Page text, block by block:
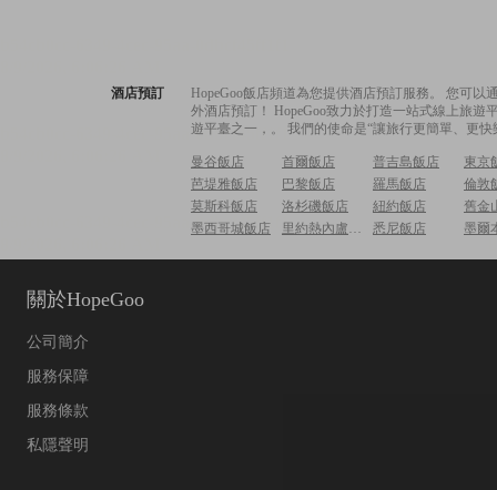
酒店預訂
HopeGoo飯店頻道為您提供酒店預訂服務。 您可
外酒店預訂！ HopeGoo致力於打造一站式線上旅
遊平臺之一，。 我們的使命是“讓旅行更簡單、更
曼谷飯店 首爾飯店 普吉島飯店
東京
芭堤雅飯店
巴黎飯店 羅馬飯店
倫敦
莫斯科飯店
洛杉磯飯店 紐約飯店
舊金
墨西哥城飯店
里約熱內盧飯店 悉尼飯店 墨爾
關於HopeGoo
公司簡介
服務保障
服務條款
私隱聲明